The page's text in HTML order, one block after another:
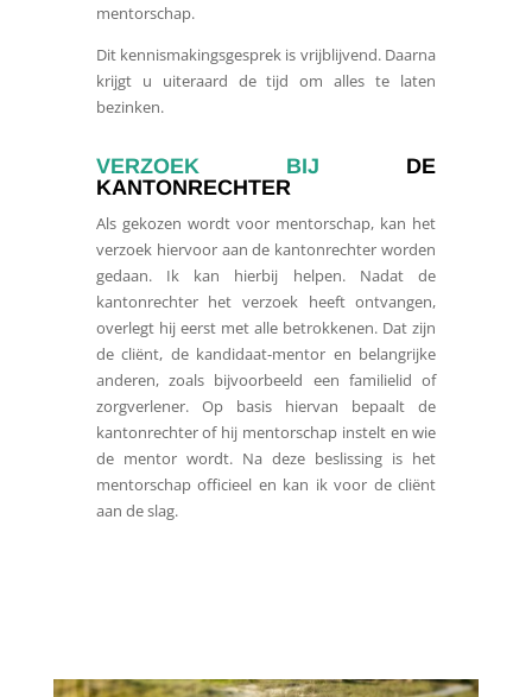
mentorschap.
Dit kennismakingsgesprek is vrijblijvend. Daarna
krijgt u uiteraard de tijd om alles te laten
bezinken.
VERZOEK BIJ DE
KANTONRECHTER
Als gekozen wordt voor mentorschap, kan het
verzoek hiervoor aan de kantonrechter worden
gedaan. Ik kan hierbij helpen. Nadat de
kantonrechter het verzoek heeft ontvangen,
overlegt hij eerst met alle betrokkenen. Dat zijn
de cliënt, de kandidaat-mentor en belangrijke
anderen, zoals bijvoorbeeld een familielid of
zorgverlener. Op basis hiervan bepaalt de
kantonrechter of hij mentorschap instelt en wie
de mentor wordt. Na deze beslissing is het
mentorschap officieel en kan ik voor de cliënt
aan de slag.